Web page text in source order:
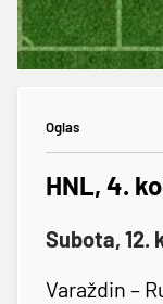
Oglas
HNL, 4.
Subota, 12.
Varaždin –